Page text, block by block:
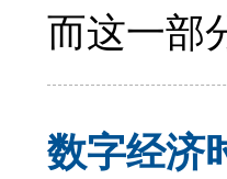
而这一部
数字经济